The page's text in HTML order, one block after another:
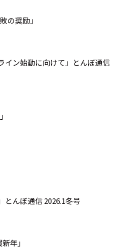
の奨励」
イン始動に向けて」とんぼ通信
とんぼ通信 2026.1冬号
年」